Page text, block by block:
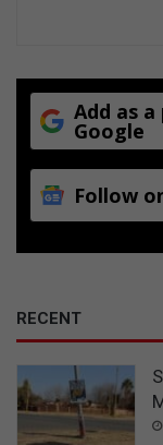
Add as
Google
Follow
RECENT